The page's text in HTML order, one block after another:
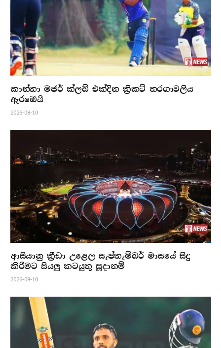
කාන්තා මජර් ක්ලබ් එක්දින ක්‍රිකට් තරගාවලිය
ඇරඹෙයි
2026-08-10
ආසියානු ක්‍රීඩා උළෙල සැප්තැම්බර් මාසයේ සිදු
කිරීමට සියලු කටයුතු සූදානම්
2026-08-10